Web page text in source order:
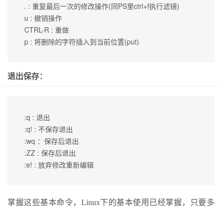
. : 重复最后一次的修改操作(同PS里ctrl+f执行滤镜)
u : 撤销操作
CTRL-R : 重做
p : 将删除的字符插入到当前位置(put)
退出保存：
:q : 退出
:q! : 不保存退出
:wq ：保存后退出
:ZZ : 保存后退出
:e! : 放弃修改重新编辑
掌握这些基本命令，Linux下的基本使用已经掌握，只要多